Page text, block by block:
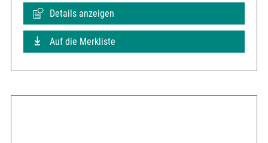
Details anzeigen
Auf die Merkliste